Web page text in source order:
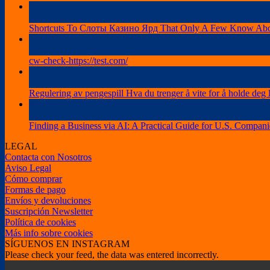
Shortcuts To Слоты Казино Ярд That Only A Few Know
cw-check-https://test.com/
Regulering av pengespill Hva du trenger å vite for å holde deg
Finding a Business via AI: A Practical Guide for U.S.
LEGAL
Contacta con Nosotros
Aviso Legal
Cómo comprar
Formas de pago
Envíos y devoluciones
Suscripción Newsletter
Política de cookies
Más info sobre cookies
SÍGUENOS EN INSTAGRAM
Please check your feed, the data was entered incorrectly.